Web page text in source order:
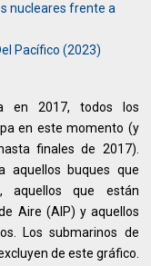
nucleares frente a
Pacífico (2023)
en 2017, todos los
en este momento (y
finales de 2017).
aquellos buques que
aquellos que están
Aire (AIP) y aquellos
Los submarinos de
de este gráfico.